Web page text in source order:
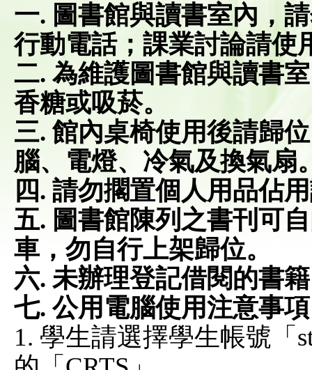
一. 圖書館與讀書室內，
行動電話；課業討論請使
二. 為維護圖書館與讀書
香糖或吸菸。
三. 館內桌椅使用後請歸
腦、電燈、冷氣及換氣扇
四. 請勿擱置個人用品佔
五. 圖書館陳列之書刊可
車，勿自行上架歸位。
六. 未辦理登記借閱的書
七. 公用電腦使用注意事
1. 學生請選擇學生帳號「